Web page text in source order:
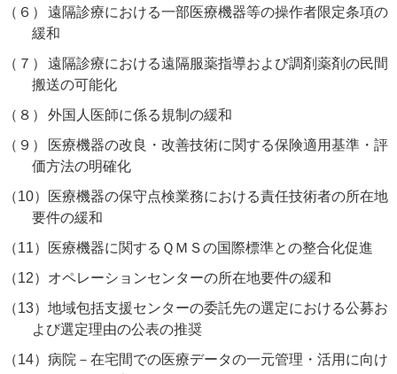
（６）
遠隔診療における一部医療機器等の操作者限定条項の
緩和
（７）
遠隔診療における遠隔服薬指導および調剤薬剤の民間
搬送の可能化
（８）
外国人医師に係る規制の緩和
（９）
医療機器の改良・改善技術に関する保険適用基準・評
価方法の明確化
（10）
医療機器の保守点検業務における責任技術者の所在地
要件の緩和
（11）
医療機器に関するＱＭＳの国際標準との整合化促進
（12） オペレーションセンターの所在地要件の緩和
（13） 地域包括支援センターの委託先の選定における公募お
よび選定理由の公表の推奨
（14） 病院－在宅間での医療データの一元管理・活用に向け